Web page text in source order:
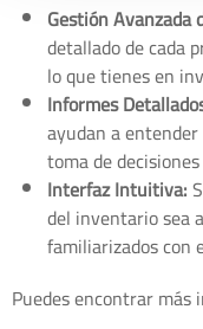
Gestión Avanzada
detallado de cada
lo que tienes en
Informes
ayudan a
toma de
Interfaz Intuitiva:
del inventario sea
familiarizados con
Puedes encontrar más